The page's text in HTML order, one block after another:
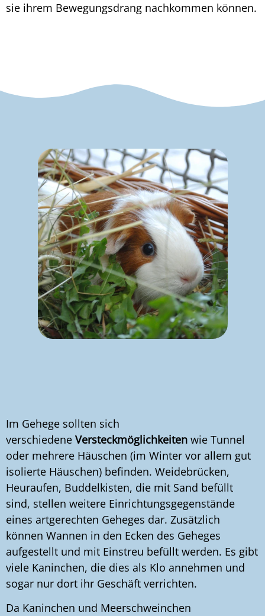
sie ihrem Bewegungsdrang nachkommen können.
Im Gehege sollten sich
verschiedene Versteckmöglichkeiten wie Tunnel
oder mehrere Häuschen (im Winter vor allem gut
isolierte Häuschen) befinden. Weidebrücken,
Heuraufen, Buddelkisten, die mit Sand befüllt
sind, stellen weitere Einrichtungsgegenstände
eines artgerechten Geheges dar. Zusätzlich
können Wannen in den Ecken des Geheges
aufgestellt und mit Einstreu befüllt werden. Es gibt
viele Kaninchen, die dies als Klo annehmen und
sogar nur dort ihr Geschäft verrichten.
Da Kaninchen und Meerschweinchen